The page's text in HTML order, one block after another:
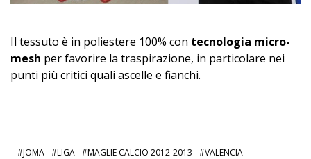
Il tessuto è in poliestere 100% con tecnologia micro-
mesh per favorire la traspirazione, in particolare nei
punti più critici quali ascelle e fianchi.
JOMA LIGA MAGLIE CALCIO 2012-2013 VALENCIA